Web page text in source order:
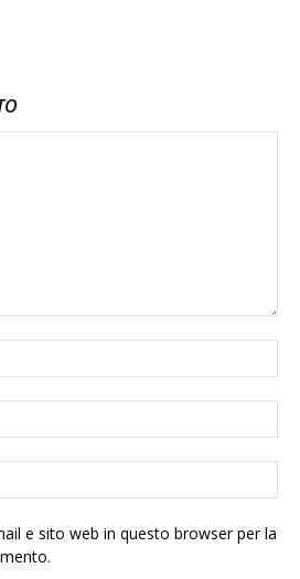
e sito web in questo browser per la